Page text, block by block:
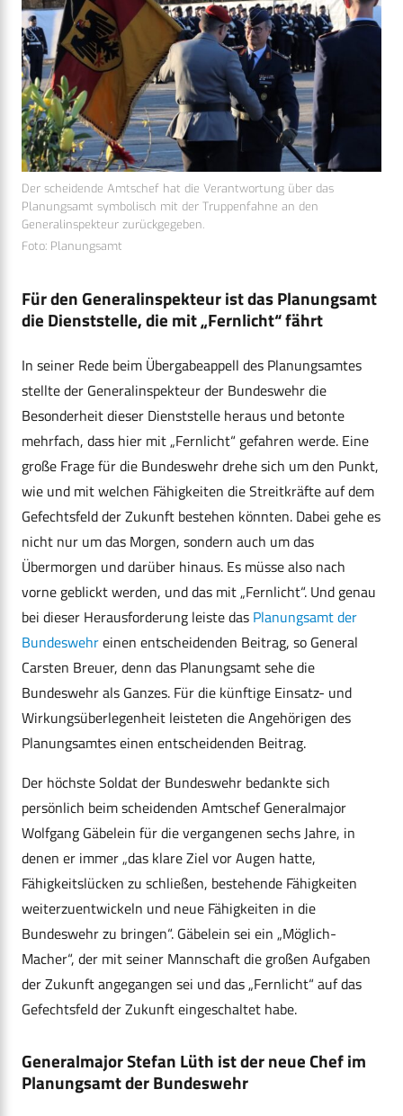
Der scheidende Amtschef hat die Verantwortung über das
Planungsamt symbolisch mit der Truppenfahne an den
Generalinspekteur zurückgegeben.
Foto: Planungsamt
Für den Generalinspekteur ist das Planungsamt
die Dienststelle, die mit „Fernlicht“ fährt
In seiner Rede beim Übergabeappell des Planungsamtes
stellte der Generalinspekteur der Bundeswehr die
Besonderheit dieser Dienststelle heraus und betonte
mehrfach, dass hier mit „Fernlicht“ gefahren werde. Eine
große Frage für die Bundeswehr drehe sich um den Punkt,
wie und mit welchen Fähigkeiten die Streitkräfte auf dem
Gefechtsfeld der Zukunft bestehen könnten. Dabei gehe es
nicht nur um das Morgen, sondern auch um das
Übermorgen und darüber hinaus. Es müsse also nach
vorne geblickt werden, und das mit „Fernlicht“. Und genau
bei dieser Herausforderung leiste das Planungsamt der
Bundeswehreinen entscheidenden Beitrag, so General
Carsten Breuer, denn das Planungsamt sehe die
Bundeswehr als Ganzes. Für die künftige Einsatz- und
Wirkungsüberlegenheit leisteten die Angehörigen des
Planungsamtes einen entscheidenden Beitrag.
Der höchste Soldat der Bundeswehr bedankte sich
persönlich beim scheidenden Amtschef Generalmajor
Wolfgang Gäbelein für die vergangenen sechs Jahre, in
denen er immer „das klare Ziel vor Augen hatte,
Fähigkeitslücken zu schließen, bestehende Fähigkeiten
weiterzuentwickeln und neue Fähigkeiten in die
Bundeswehr zu bringen“. Gäbelein sei ein „Möglich-
Macher“, der mit seiner Mannschaft die großen Aufgaben
der Zukunft angegangen sei und das „Fernlicht“ auf das
Gefechtsfeld der Zukunft eingeschaltet habe.
Generalmajor Stefan Lüth ist der neue Chef im
Planungsamt der Bundeswehr